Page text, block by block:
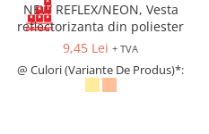
Sandale de protecție OB
Sandale de lucru O1
Sandale de protecție SB
NEW REFLEX/NEON, Vesta
reflectorizanta din poliester
9,45 Lei + TVA
@ Culori (Variante De Produs)*: